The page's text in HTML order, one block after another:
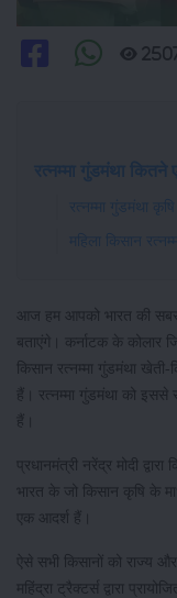
रत्नम्मा गुंडमंथा
रत्नम्मा गुंडमंथा
महिला किसान
आज हम आपको भारत की सबसे
बताएंगे। कर्नाटक के कोलार
किसान रत्नम्मा गुंडमंथा
हैं। रत्नम्मा गुंडमंथा को इससे
हैं।
प्रधानमंत्री नरेंद्र मोदी
भारत के जो किसान कृषि के
एक आदर्श हैं।
ऐसे सभी किसानों को राज्य
महिंद्रा ट्रैक्टर्स द्वारा